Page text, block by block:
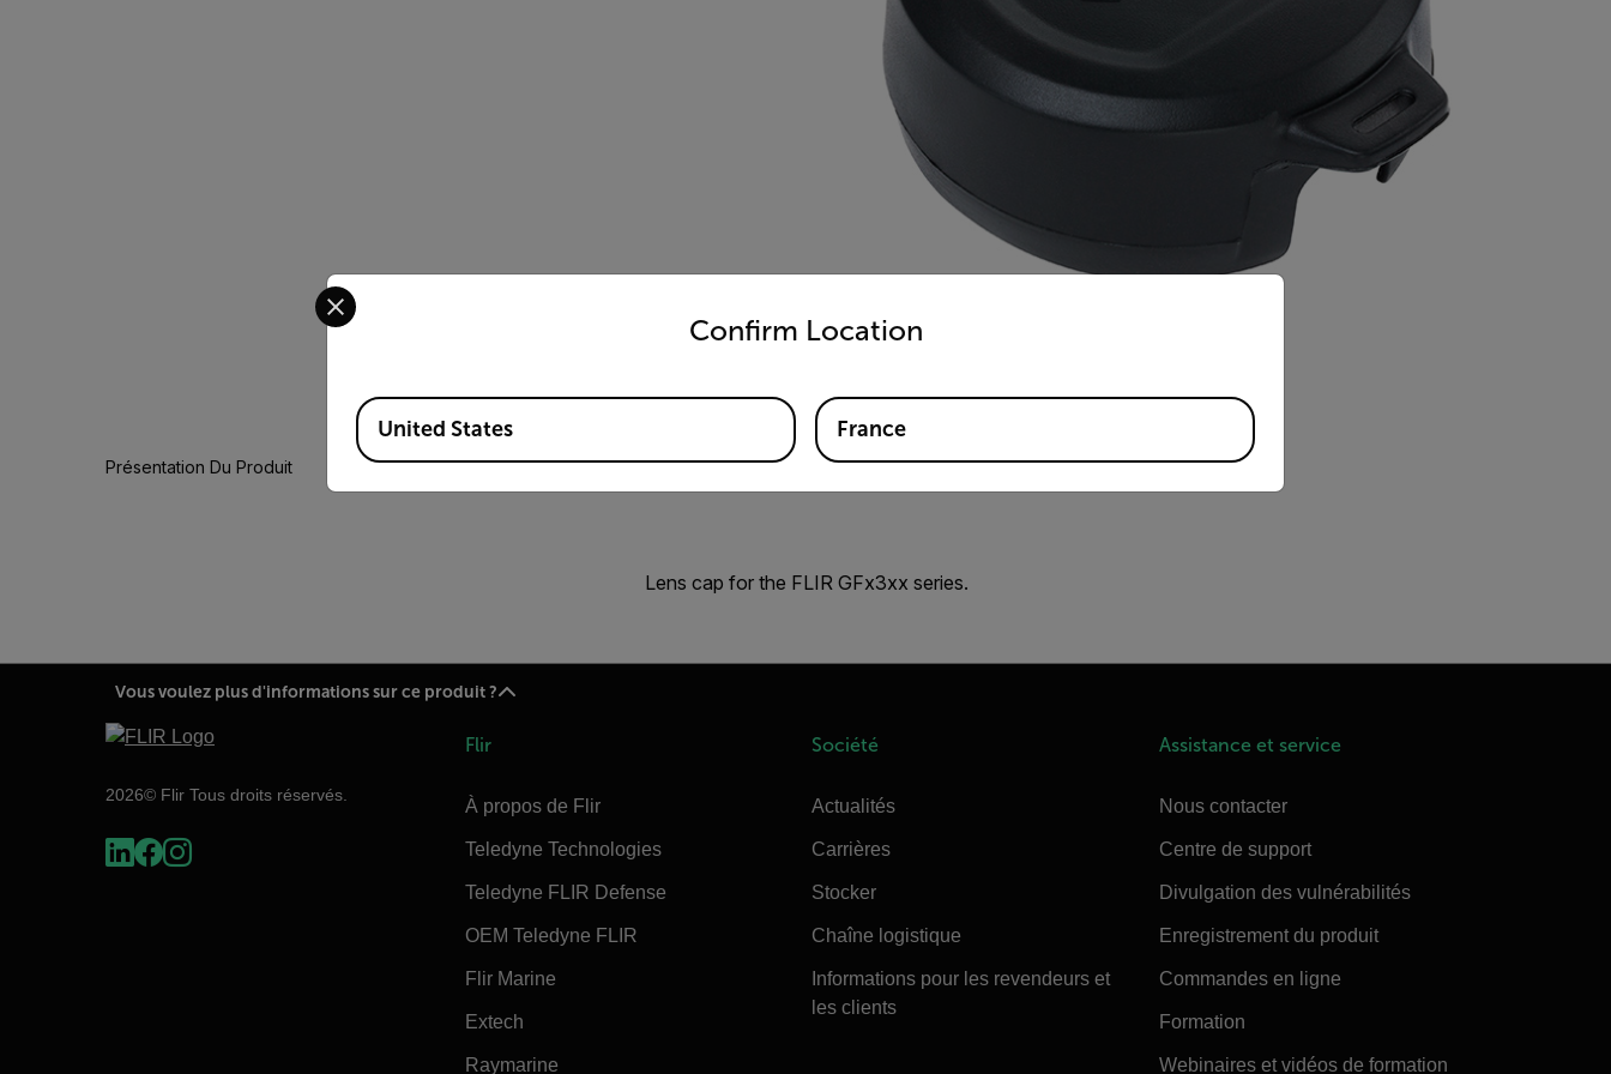
Présentation Du Produit
Lens cap for the FLIR GFx3xx series.
Vous voulez plus d'informations sur ce produit ?
2026© Flir Tous droits réservés.
Flir
À propos de Flir
Teledyne Technologies
Teledyne FLIR Defense
OEM Teledyne FLIR
Flir Marine
Extech
Raymarine
Société
Actualités
Carrières
Stocker
Chaîne logistique
Informations pour les revendeurs et
les clients
Assistance et service
Nous contacter
Centre de support
Divulgation des vulnérabilités
Enregistrement du produit
Commandes en ligne
Formation
Webinaires et vidéos de formation
Confirm Location
Select your preferred country and language from the options below to access the appropriate version of our website.
Available Locations
United States France